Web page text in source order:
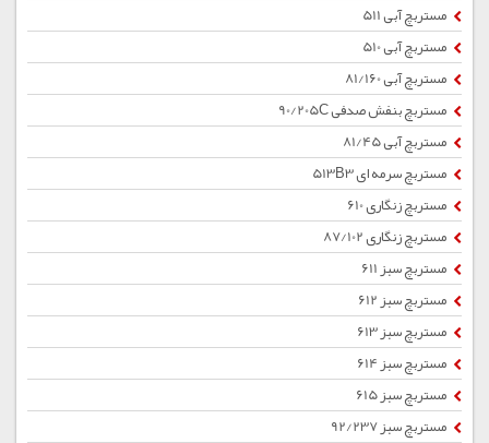
مستربچ آبی 511
مستربچ آبی 510
مستربچ آبی 81/160
مستربچ بنفش صدفی 90/205C
مستربچ آبی 81/45
مستربچ سرمه ای 513B3
مستربچ زنگاری 610
مستربچ زنگاری 87/102
مستربچ سبز 611
مستربچ سبز 612
مستربچ سبز 613
مستربچ سبز 614
مستربچ سبز 615
مستربچ سبز 92/237